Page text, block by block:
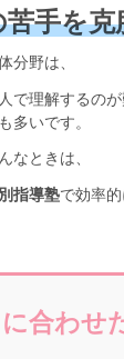
手を克
分野は、
で理解するの
多いです。
なときは、
指導塾で効率
合わせ